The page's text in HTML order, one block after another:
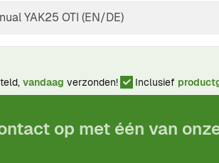
YAK25 OTI (EN/DE)
vandaag verzonden! Inclusief
op met één van